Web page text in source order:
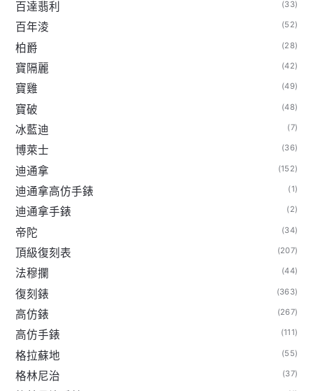
百達翡利 (33)
百年淩 (52)
柏爵 (28)
寶隔麗 (42)
寶雞 (49)
寶破 (48)
冰藍迪 (7)
博萊士 (36)
迪通拿 (152)
迪通拿高仿手錶 (1)
迪通拿手錶 (2)
帝陀 (34)
頂級復刻表 (207)
法穆攔 (44)
復刻錶 (363)
高仿錶 (267)
高仿手錶 (111)
格拉蘇地 (55)
格林尼治 (37)